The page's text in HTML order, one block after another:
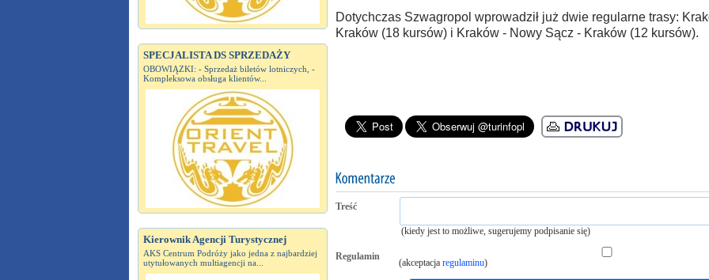
SPECJALISTA DS SPRZEDAŻY
OBOWIĄZKI: - Sprzedaż biletów lotniczych, -
Kompleksowa obsługa klientów...
Kierownik Agencji Turystycznej
AKS Centrum Podróży jako jedna z najbardziej
utytułowanych multiagencji na...
Dotychczas Szwagropol wprowadził już dwie regularne trasy:
Kraków (18 kursów) i Kraków - Nowy Sącz - Kraków (12 kursów).
Treść
(kiedy jest to możliwe, sugerujemy podpisanie się)
Regulamin
(akceptacja regulaminu)